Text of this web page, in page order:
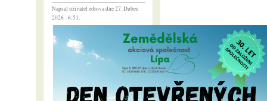
Napsal uživatel edrovadne 27. Duben
2026 - 6:51.